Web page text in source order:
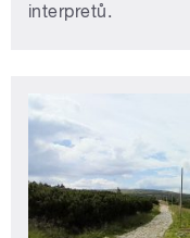
interpretů.